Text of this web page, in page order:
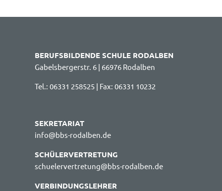
BERUFSBILDENDE SCHULE RODALBEN
Gabelsbergerstr. 6 | 66976 Rodalben
Tel.: 06331 258525 | Fax: 06331 10232
SEKRETARIAT
info@bbs-rodalben.de
SCHÜLERVERTRETUNG
schuelervertretung@bbs-rodalben.de
VERBINDUNGSLEHRER